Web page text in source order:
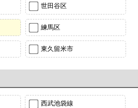
世田谷区
練馬区
東久留米市
西武池袋線